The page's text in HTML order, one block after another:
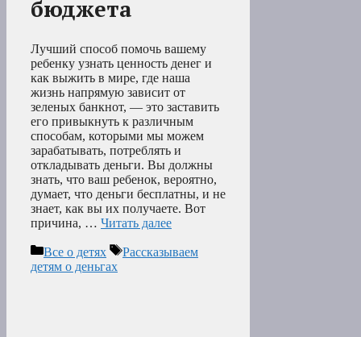
бюджета
Лучший способ помочь вашему
ребенку узнать ценность денег и
как выжить в мире, где наша
жизнь напрямую зависит от
зеленых банкнот, — это заставить
его привыкнуть к различным
способам, которыми мы можем
зарабатывать, потреблять и
откладывать деньги. Вы должны
знать, что ваш ребенок, вероятно,
думает, что деньги бесплатны, и не
знает, как вы их получаете. Вот
причина, … Читать далее
Рубрики
Все о детях Метки
Рассказываем
детям о деньгах